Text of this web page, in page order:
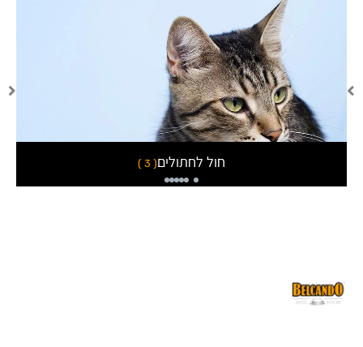
חול לחתולים( 3 )